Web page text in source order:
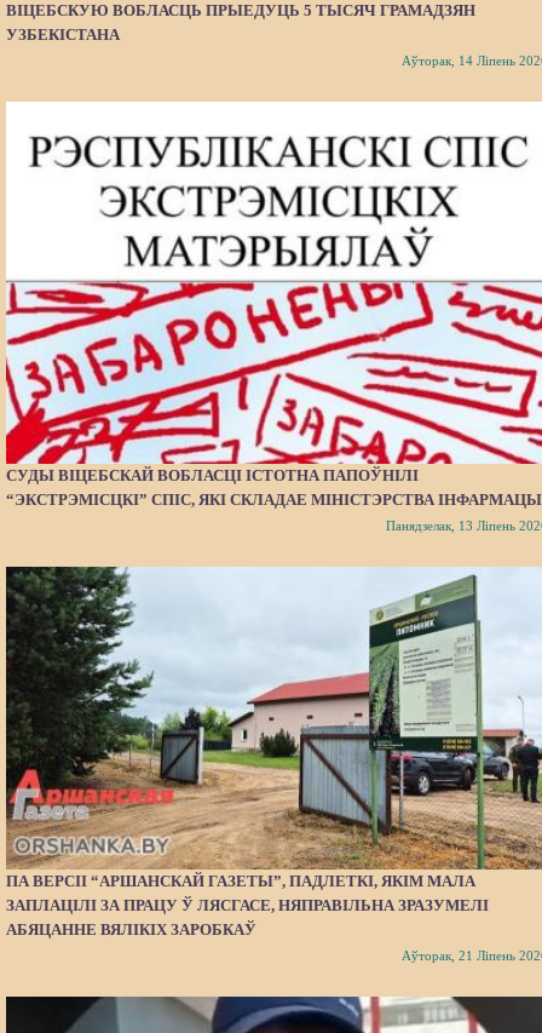
ВІЦЕБСКУЮ ВОБЛАСЦЬ ПРЫЕДУЦЬ 5 ТЫСЯЧ ГРАМАДЗЯН
УЗБЕКІСТАНА
Аўторак, 14 Ліпень
СУДЫ ВІЦЕБСКАЙ ВОБЛАСЦІ ІСТОТНА ПАПОЎНІЛІ
“ЭКСТРЭМІСЦКІ” СПІС, ЯКІ СКЛАДАЕ МІНІСТЭРСТВА
Панядзелак, 13 Ліпень
ПА ВЕРСІІ “АРШАНСКАЙ ГАЗЕТЫ”, ПАДЛЕТКІ, ЯКІМ МАЛА
ЗАПЛАЦІЛІ ЗА ПРАЦУ Ў ЛЯСГАСЕ, НЯПРАВІЛЬНА ЗРАЗУМЕЛІ
АБЯЦАННЕ ВЯЛІКІХ ЗАРОБКАЎ
Аўторак, 21 Ліпень